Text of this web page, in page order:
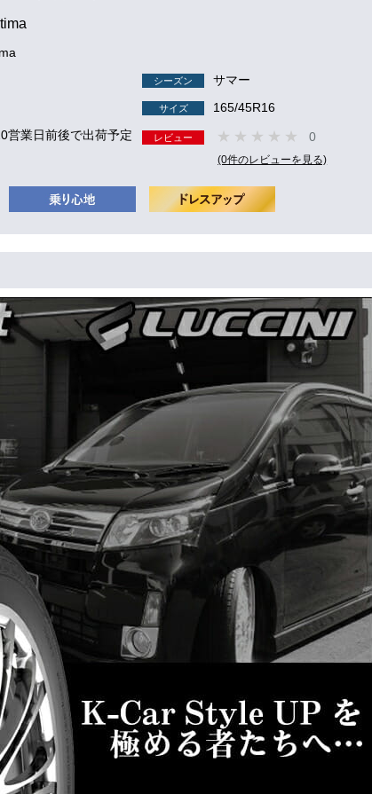
シーズン サマー
サイズ 165/45R16
営業日前後で出荷予定
レビュー 0
(0件のレビューを見る)